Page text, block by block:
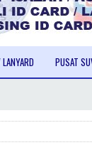
PUSAT